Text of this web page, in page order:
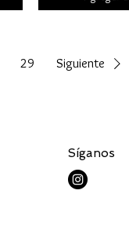
29 Siguiente
Síganos